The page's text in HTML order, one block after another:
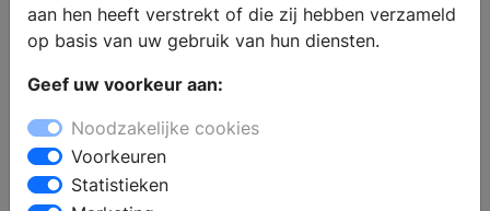
aan hen heeft verstrekt of die zij hebben verzameld
op basis van uw gebruik van hun diensten.
Geef uw voorkeur aan:
Noodzakelijke cookies
Voorkeuren
Statistieken